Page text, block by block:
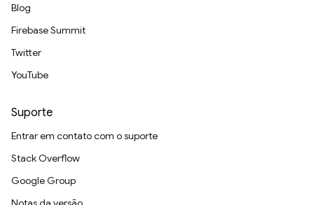
Blog
Firebase Summit
Twitter
YouTube
Suporte
Entrar em contato com o suporte
Stack Overflow
Google Group